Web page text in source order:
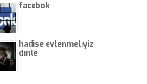
facebok
hadise evlenmeliyiz
dinle